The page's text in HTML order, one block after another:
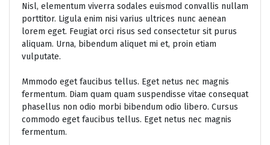
Nisl, elementum viverra sodales euismod convallis nullam
porttitor. Ligula enim nisi varius ultrices nunc aenean
lorem eget. Feugiat orci risus sed consectetur sit purus
aliquam. Urna, bibendum aliquet mi et, proin etiam
vulputate.
Mmmodo eget faucibus tellus. Eget netus nec magnis
fermentum. Diam quam quam suspendisse vitae consequat
phasellus non odio morbi bibendum odio libero. Cursus
commodo eget faucibus tellus. Eget netus nec magnis
fermentum.